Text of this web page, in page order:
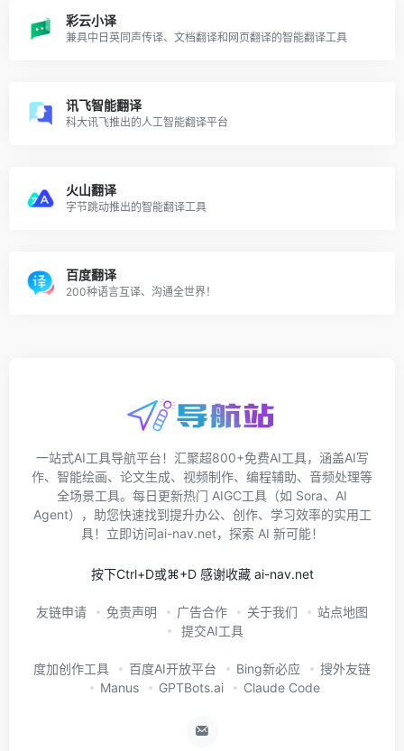
彩云小译
兼具中日英同声传译、文档翻译和网页翻译的智能翻译工具
讯飞智能翻译
科大讯飞推出的人工智能翻译平台
火山翻译
字节跳动推出的智能翻译工具
百度翻译
200种语言互译、沟通全世界！
一站式AI工具导航平台！汇聚超800+免费AI工具，涵盖AI写
作、智能绘画、论文生成、视频制作、编程辅助、音频处理等
全场景工具。每日更新热门 AIGC工具（如 Sora、AI
Agent），助您快速找到提升办公、创作、学习效率的实用工
具！立即访问ai-nav.net，探索 AI 新可能！
按下Ctrl+D或⌘+D 感谢收藏 ai-nav.net
友链申请 免责声明 广告合作 关于我们
站点地图
提交AI工具
度加创作工具 百度AI开放平台 Bing新必应
搜外友链
Manus
GPTBots.ai Claude Code